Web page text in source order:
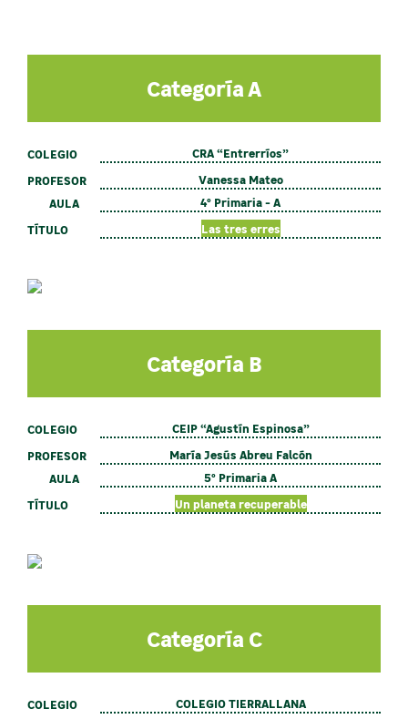
Categoría A
COLEGIO
CRA “Entrerríos”
PROFESOR
Vanessa Mateo
AULA
4º Primaria - A
TÍTULO
Las tres erres
Categoría B
COLEGIO
CEIP “Agustín Espinosa”
PROFESOR
María Jesús Abreu Falcón
AULA
5º Primaria A
TÍTULO
Un planeta recuperable
Categoría C
COLEGIO
COLEGIO TIERRALLANA